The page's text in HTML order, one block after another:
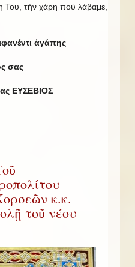
Του, τὴν χάρη ποὺ λάβαμε,
ἀγάπης
σας
ΕΥΣΕΒΙΟΣ
κ.κ.
τοῦ νέου